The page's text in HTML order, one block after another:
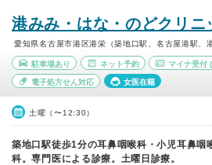
港みみ・はな・のどクリニ
愛知県名古屋市港区港栄（築地口駅、名古屋港駅、
駐車場あり ネット予約 マイナ受付
電子処方せん対応 女医在籍
土曜（〜12:30）
築地口駅徒歩1分の耳鼻咽喉科・小児耳鼻咽
科。専門医による診療。土曜日診療。